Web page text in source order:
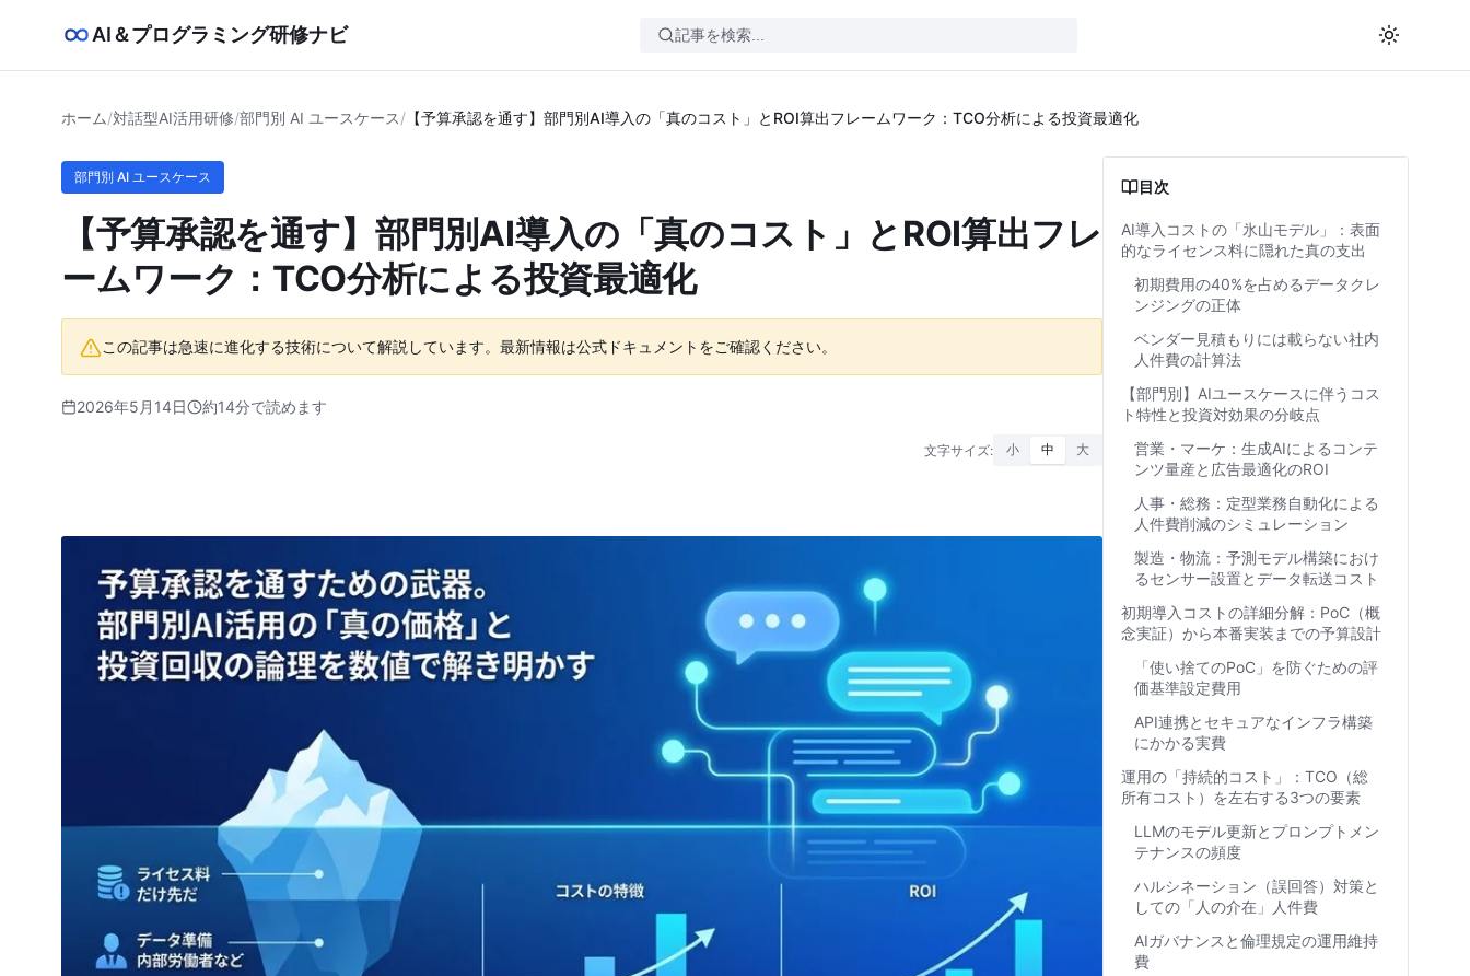
AI＆プログラミング研修ナビ
ホーム/対話型AI活用研修/部門別 AI ユースケース/ 【予算承認を通す】部門別AI導入の「真のコスト」とROI算出フレームワーク：TCO分析による投資最適化
部門別 AI ユースケース
【予算承認を通す】部門別AI導入の「真のコスト」とROI算出フレ
ームワーク：TCO分析による投資最適化
この記事は急速に進化する技術について解説しています。最新情報は公式ドキュメントをご確認ください。
2026年5月14日 約14分で読めます
文字サイズ: 小 中 大
目次
AI導入コストの「氷山モデル」：表面
的なライセンス料に隠れた真の支出
初期費用の40%を占めるデータクレ
ンジングの正体
ベンダー見積もりには載らない社内
人件費の計算法
【部門別】AIユースケースに伴うコス
ト特性と投資対効果の分岐点
営業・マーケ：生成AIによるコンテ
ンツ量産と広告最適化のROI
人事・総務：定型業務自動化による
人件費削減のシミュレーション
製造・物流：予測モデル構築におけ
るセンサー設置とデータ転送コスト
初期導入コストの詳細分解：PoC（概
念実証）から本番実装までの予算設計
「使い捨てのPoC」を防ぐための評
価基準設定費用
API連携とセキュアなインフラ構築
にかかる実費
運用の「持続的コスト」：TCO（総
所有コスト）を左右する3つの要素
LLMのモデル更新とプロンプトメン
テナンスの頻度
ハルシネーション（誤回答）対策と
しての「人の介在」人件費
AIガバナンスと倫理規定の運用維持
費